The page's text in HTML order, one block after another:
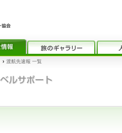
› 渡航先速報 一覧